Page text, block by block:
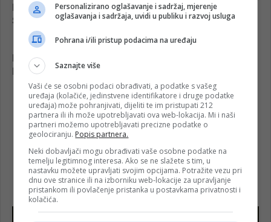
Personalizirano oglašavanje i sadržaj, mjerenje
oglašavanja i sadržaja, uvidi u publiku i razvoj usluga
Pohrana i/ili pristup podacima na uređaju
Saznajte više
Vaši će se osobni podaci obrađivati, a podatke s vašeg
uređaja (kolačiće, jedinstvene identifikatore i druge podatke
uređaja) može pohranjivati, dijeliti te im pristupati 212
partnera ili ih može upotrebljavati ova web-lokacija. Mi i naši
partneri možemo upotrebljavati precizne podatke o
geolociranju. Popis partnera.
Neki dobavljači mogu obrađivati vaše osobne podatke na
temelju legitimnog interesa. Ako se ne slažete s tim, u
nastavku možete upravljati svojim opcijama. Potražite vezu pri
dnu ove stranice ili na izborniku web-lokacije za upravljanje
pristankom ili povlačenje pristanka u postavkama privatnosti i
kolačića.